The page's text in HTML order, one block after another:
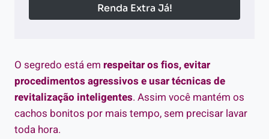
Renda Extra Já!
O segredo está em respeitar os fios, evitar
procedimentos agressivos e usar técnicas de
revitalização inteligentes. Assim você mantém os
cachos bonitos por mais tempo, sem precisar lavar
toda hora.